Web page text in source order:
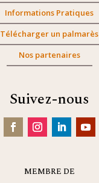
Informations Pratiques
Télécharger un palmarès
Nos partenaires
Suivez-nous
MEMBRE DE